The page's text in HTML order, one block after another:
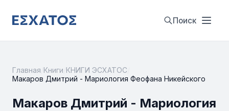
Поиск
Главная Книги КНИГИ ЭСХАТОС
Макаров Дмитрий - Мариология Феофана Никейского
Макаров Дмитрий - Мариология